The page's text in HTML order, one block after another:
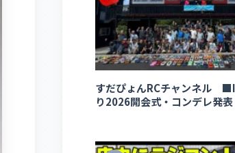
すだぴょんRCチャンネル
り2026開会式・コンデレ発表